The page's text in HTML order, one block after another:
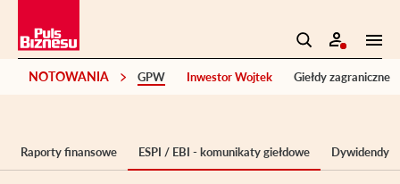
NOTOWANIA GPW Inwestor Wojtek Giełdy zagraniczne
Raporty finansowe ESPI / EBI - komunikaty giełdowe Dywidendy